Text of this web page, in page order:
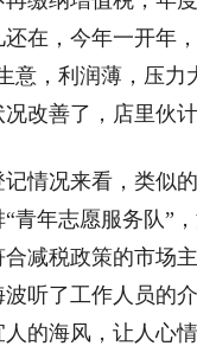
在，今年一开年
意，利润薄，压力
改善了，店里伙
况来看，类似的
青年志愿服务队”
减税政策的市场
听了工作人员的
的海风，让人心